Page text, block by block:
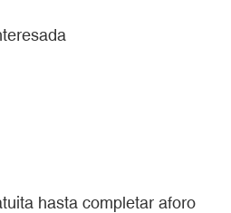
hasta completar aforo